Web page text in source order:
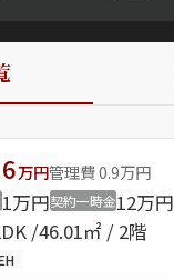
プを探す
サポート
・シニア向け
万円管理費 0.9万円
1万円契約一時金12万円
46.01㎡ / 2階